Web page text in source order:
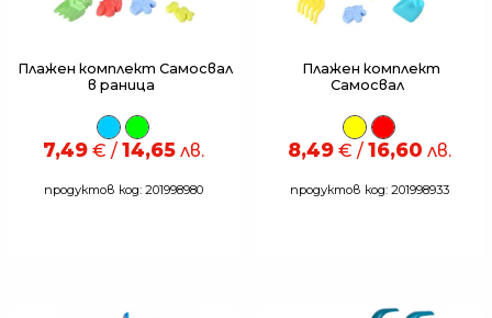
Плажен комплект Самосвал
в раница
7,49€ / 14,65лв.
продуктов код: 201998980
Плажен комплект
Самосвал
8,49€ / 16,60 лв.
продуктов код: 201998933